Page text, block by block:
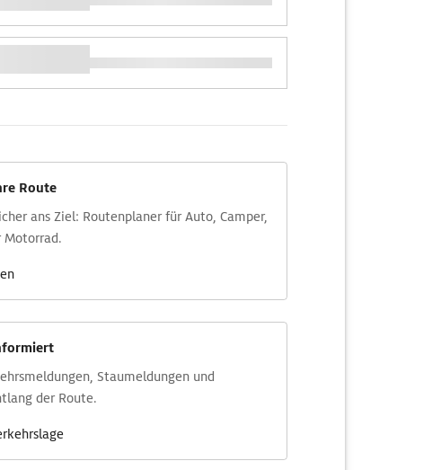
Route
ans Ziel: Routen­planer für Auto, Camper,
Motorrad.
Stau­meldungen und
der Route.